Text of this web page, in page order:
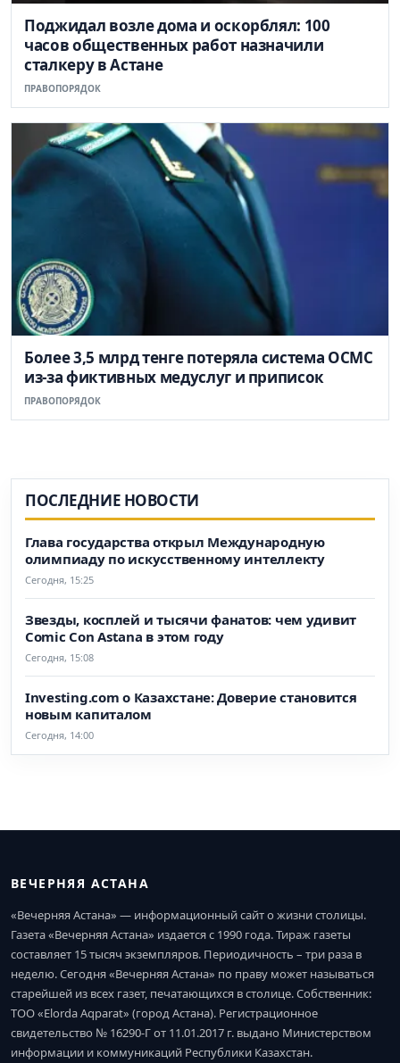
Поджидал возле дома и оскорблял: 100
часов общественных работ назначили
сталкеру в Астане
ПРАВОПОРЯДОК
Более 3,5 млрд тенге потеряла система ОСМС
из-за фиктивных медуслуг и приписок
ПРАВОПОРЯДОК
ПОСЛЕДНИЕ НОВОСТИ
Глава государства открыл Международную
олимпиаду по искусственному интеллекту
Сегодня, 15:25
Звезды, косплей и тысячи фанатов: чем удивит
Comic Con Astana в этом году
Сегодня, 15:08
Investing.com о Казахстане: Доверие становится
новым капиталом
Сегодня, 14:00
ВЕЧЕРНЯЯ АСТАНА
«Вечерняя Астана» — информационный сайт о жизни столицы.
Газета «Вечерняя Астана» издается с 1990 года. Тираж газеты
составляет 15 тысяч экземпляров. Периодичность – три раза в
неделю. Сегодня «Вечерняя Астана» по праву может называться
старейшей из всех газет, печатающихся в столице. Собственник:
ТОО «Elorda Aqparat» (город Астана). Регистрационное
свидетельство № 16290-Г от 11.01.2017 г. выдано Министерством
информации и коммуникаций Республики Казахстан.